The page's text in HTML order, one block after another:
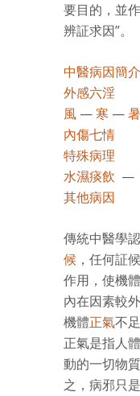
要目的，並
辨証求因”。
中醫病因簡介
外感六淫
風 —寒 —暑
內傷七情
特殊病理
水濕痰飲 —
其他病因
傳統中醫學
候 ，任何証
作用，使機
內在因素較
機體正氣不
正氣是指人
動的一切物
之，病邪只